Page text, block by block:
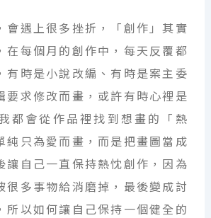
會遇上很多挫折，「創作」其實
在每個月的創作中，每天反覆都
有時是小說改編、有時是案主委
要求修改而畫，或許有時心裡是
都會從作品裡找到想畫的「熱
純只為愛而畫，而是把畫圖當成
讓自己一直保持熱忱創作，因為
很多事物給消磨掉，最後變成討
所以如何讓自己保持一個健全的